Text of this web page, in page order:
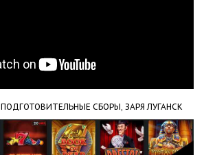
ПОДГОТОВИТЕЛЬНЫЕ СБОРЫ, ЗАРЯ ЛУГАНСК